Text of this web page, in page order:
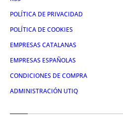
POLÍTICA DE PRIVACIDAD
POLÍTICA DE COOKIES
EMPRESAS CATALANAS
EMPRESAS ESPAÑOLAS
CONDICIONES DE COMPRA
ADMINISTRACIÓN UTIQ